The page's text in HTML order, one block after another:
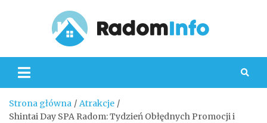
Strona główna
Atrakcje
Shintai Day SPA Radom: Tydzień Obłędnych Promocji i